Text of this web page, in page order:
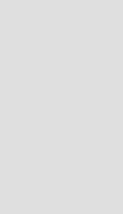
game mod
pilihan
Anda versi
tugas
Anda dapat
oleh game itu
トレクルmod
pemain,
dipasang.
mengunduh dan